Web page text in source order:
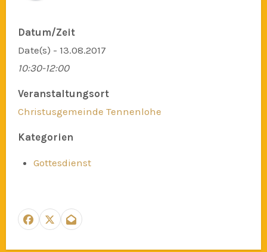
Datum/Zeit
Date(s) - 13.08.2017
10:30-12:00
Veranstaltungsort
Christusgemeinde Tennenlohe
Kategorien
Gottesdienst